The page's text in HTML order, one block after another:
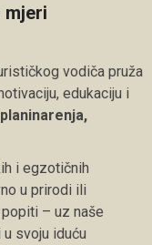
mjeri
vodiča pruža
edukaciju i
i egzotičnih
u prirodi ili
– uz naše
svoju iduću